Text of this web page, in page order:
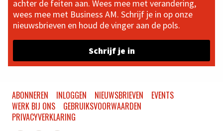
achter de feiten aan. Wees mee met verandering,
wees mee met Business AM. Schrijf je in op onze
nieuwsbrieven en houd de vinger aan de pols.
Schrijf je in
ABONNEREN INLOGGEN NIEUWSBRIEVEN
EVENTS
WERK BIJ ONS
GEBRUIKSVOORWAARDEN
PRIVACYVERKLARING